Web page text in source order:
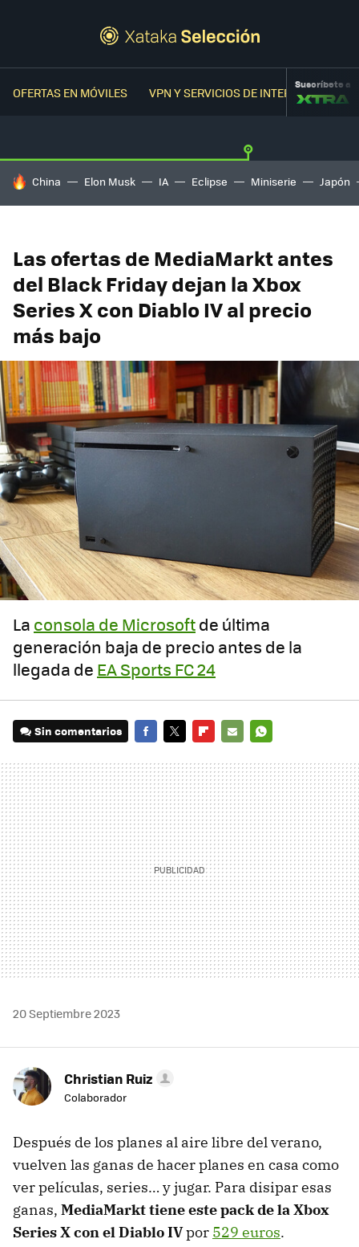
OFERTAS EN MÓVILES VPN Y SERVICIOS DE INTERNETSuscríbete a
HOY SE HABLA DE
China Elon Musk IA Eclipse Miniserie Japón
Las ofertas de MediaMarkt antes
del Black Friday dejan la Xbox
Series X con Diablo IV al precio
más bajo
La consola de Microsoftde última
generación baja de precio antes de la
llegada de EA Sports FC 24
Sin comentarios
MAIL
20 Septiembre 2023
Christian Ruiz
Colaborador
Después de los planes al aire libre del verano,
vuelven las ganas de hacer planes en casa como
ver películas, series… y jugar. Para disipar esas
ganas, MediaMarkt tiene este pack de la Xbox
Series X con el Diablo IVpor 529 euros.